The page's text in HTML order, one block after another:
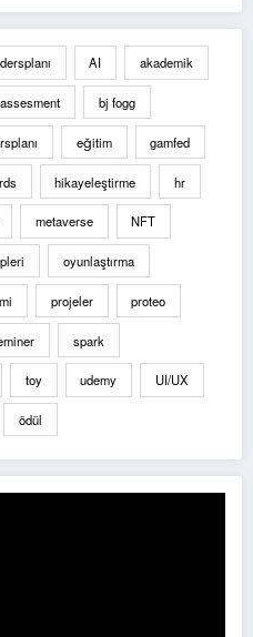
AI akademik
assesment bj fogg
eğitim gamfed
hikayeleştirme hr
metaverse NFT
oyunlaştırma
projeler proteo
spark
toy udemy UI/UX
ödül